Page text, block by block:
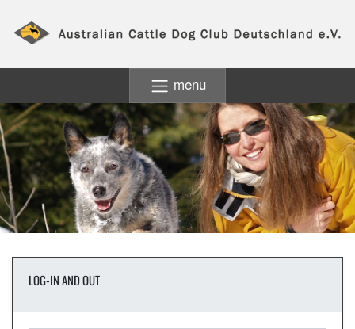
menu
LOG-IN AND OUT